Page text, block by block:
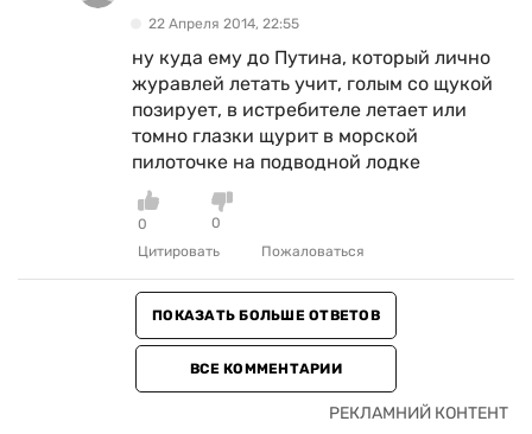
22 Апреля 2014, 22:55
ну куда ему до Путина, который лично
журавлей летать учит, голым со щукой
позирует, в истребителе летает или
томно глазки щурит в морской
пилоточке на подводной лодке
0
0
Цитировать
Пожаловаться
ПОКАЗАТЬ БОЛЬШЕ ОТВЕТОВ
ВСЕ КОММЕНТАРИИ